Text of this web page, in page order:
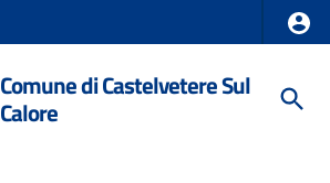
Comune di Castelvetere Sul
Calore